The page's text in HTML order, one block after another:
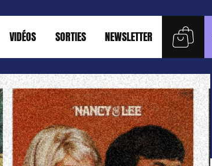
VIDÉOS SORTIES NEWSLETTER